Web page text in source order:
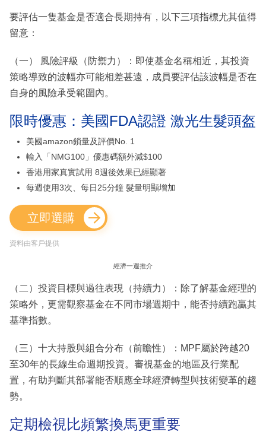
要評估一隻基金是否適合長期持有，以下三項指標尤其值得
留意：
（一） 風險評級（防禦力）：即使基金名稱相近，其投資
策略導致的波幅亦可能相差甚遠，成員要評估該波幅是否在
自身的風險承受範圍內。
限時優惠：美國FDA認證 激光生髮頭盔
美國amazon鎖量及評價No. 1
輸入「NMG100」優惠碼額外減$100
香港用家真實試用 8週後效果已經顯著
每週使用3次、每日25分鐘 髮量明顯增加
立即選購
資料由客戶提供
經濟一週推介
（二）投資目標與過往表現（持續力）：除了解基金經理的
策略外，更需觀察基金在不同市場週期中，能否持續跑贏其
基準指數。
（三）十大持股與組合分布（前瞻性）：MPF屬於跨越20
至30年的長線生命週期投資。審視基金的地區及行業配
置，有助判斷其部署能否順應全球經濟轉型與技術變革的趨
勢。
定期檢視比頻繁換馬更重要